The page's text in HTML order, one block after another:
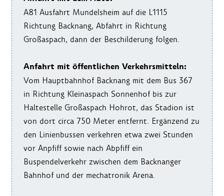
A81 Ausfahrt Mundelsheim auf die L1115
Richtung Backnang, Abfahrt in Richtung
Großaspach, dann der Beschilderung folgen.
Anfahrt mit öffentlichen Verkehrsmitteln:
Vom Hauptbahnhof Backnang mit dem Bus 367
in Richtung Kleinaspach Sonnenhof bis zur
Haltestelle Großaspach Hohrot, das Stadion ist
von dort circa 750 Meter entfernt. Ergänzend zu
den Linienbussen verkehren etwa zwei Stunden
vor Anpfiff sowie nach Abpfiff ein
Buspendelverkehr zwischen dem Backnanger
Bahnhof und der mechatronik Arena.